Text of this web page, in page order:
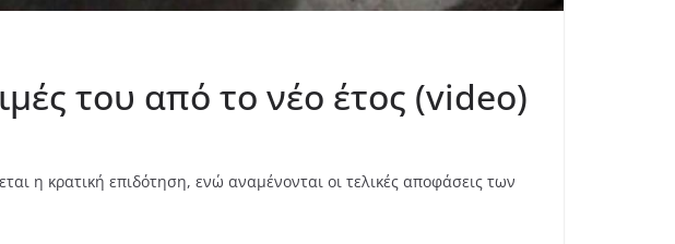
του από το νέο έτος (video)
η κρατική επιδότηση, ενώ αναμένονται οι τελικές αποφάσεις των